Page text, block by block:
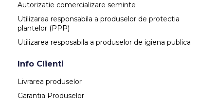
Autorizatie comercializare seminte
Utilizarea responsabila a produselor de protectia
plantelor (PPP)
Utilizarea resposabila a produselor de igiena publica
Info Clienti
Livrarea produselor
Garantia Produselor